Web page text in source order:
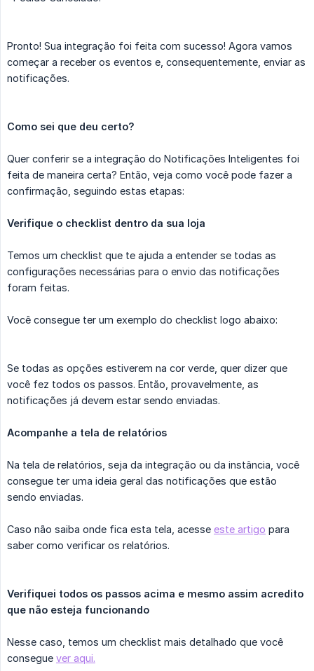
Pronto! Sua integração foi feita com sucesso! Agora vamos
começar a receber os eventos e, consequentemente, enviar as
notificações.
Como sei que deu certo?
Quer conferir se a integração do Notificações Inteligentes foi
feita de maneira certa? Então, veja como você pode fazer a
confirmação, seguindo estas etapas:
Verifique o checklist dentro da sua loja
Temos um checklist que te ajuda a entender se todas as
configurações necessárias para o envio das notificações
foram feitas.
Você consegue ter um exemplo do checklist logo abaixo:
Se todas as opções estiverem na cor verde, quer dizer que
você fez todos os passos. Então, provavelmente, as
notificações já devem estar sendo enviadas.
Acompanhe a tela de relatórios
Na tela de relatórios, seja da integração ou da instância, você
consegue ter uma ideia geral das notificações que estão
sendo enviadas.
Caso não saiba onde fica esta tela, acesse este artigo para
saber como verificar os relatórios.
Verifiquei todos os passos acima e mesmo assim acredito
que não esteja funcionando
Nesse caso, temos um checklist mais detalhado que você
consegue ver aqui.